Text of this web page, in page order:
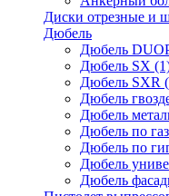
Диски отрезные и
Дюбель
Дюбель
Дюбель SX
Дюбель SXR
Дюбель
Дюбель
Дюбель по
Дюбель по
Дюбель
Дюбель